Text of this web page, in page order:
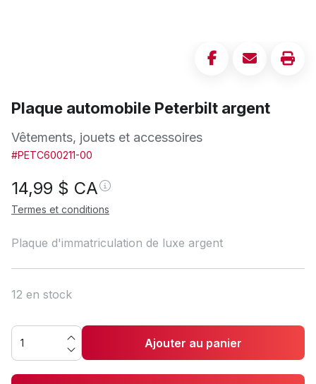
Plaque automobile Peterbilt argent
Vêtements, jouets et accessoires
#PETC600211-00
14,99 $ CA
Termes et conditions
Plaque d'immatriculation de luxe argent
12 en stock
Ajouter au panier